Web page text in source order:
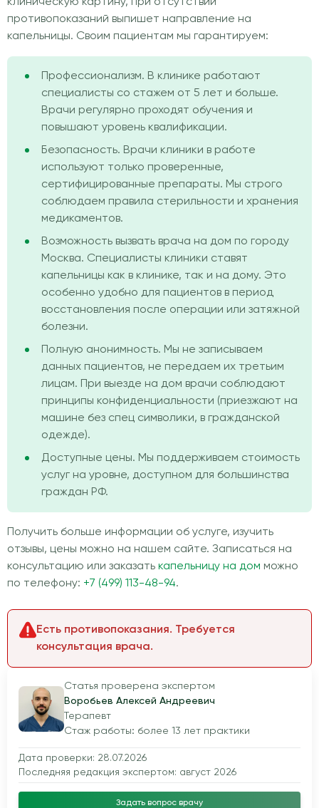
противопоказаний выпишет направление на
капельницы. Своим пациентам мы гарантируем:
Профессионализм. В клинике работают
специалисты со стажем от 5 лет и больше.
Врачи регулярно проходят обучения и
повышают уровень квалификации.
Безопасность. Врачи клиники в работе
используют только проверенные,
сертифицированные препараты. Мы строго
соблюдаем правила стерильности и хранения
медикаментов.
Возможность вызвать врача на дом по городу
Москва. Специалисты клиники ставят
капельницы как в клинике, так и на дому. Это
особенно удобно для пациентов в период
восстановления после операции или затяжной
болезни.
Полную анонимность. Мы не записываем
данных пациентов, не передаем их третьим
лицам. При выезде на дом врачи соблюдают
принципы конфиденциальности (приезжают на
машине без спец символики, в гражданской
одежде).
Доступные цены. Мы поддерживаем стоимость
услуг на уровне, доступном для большинства
граждан РФ.
Получить больше информации об услуге, изучить
отзывы, цены можно на нашем сайте. Записаться на
консультацию или заказать капельницу на дом можно
по телефону: +7 (499) 113-48-94.
Статья проверена экспертом
Воробьев Алексей Андреевич
Терапевт
Стаж работы: более 13 лет практики
Дата проверки: 28.07.2026
Последняя редакция экспертом: август 2026
Задать вопрос врачу
Есть противопоказания. Требуется
консультация врача.